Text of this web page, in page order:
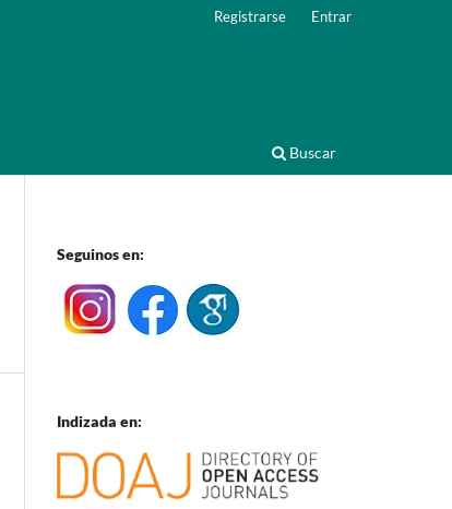
Buscar
Registrarse Entrar
Seguinos en:
Indizada en: